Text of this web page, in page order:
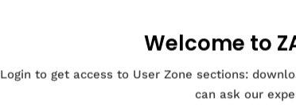
Welcome to
Login to get access to User Zone sections:
can ask our